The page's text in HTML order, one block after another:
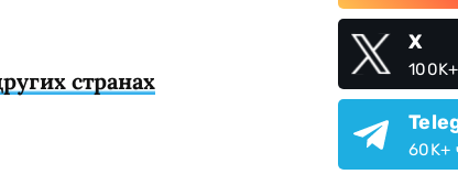
странах
X
60K+